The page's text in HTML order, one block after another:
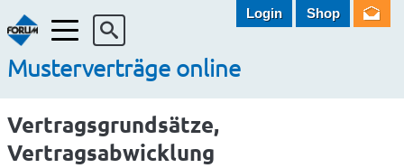
Menü
Musterverträge online
Login Shop
Vertragsgrundsätze,
Vertragsabwicklung